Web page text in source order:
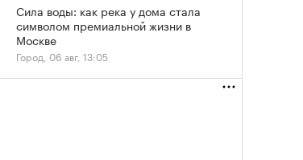
Сила воды: как река у дома стала
символом премиальной жизни в
Москве
Город, 06 авг, 13:05